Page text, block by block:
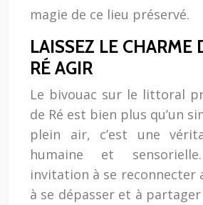
magie de ce lieu préservé.
LAISSEZ LE CHARME
RÉ AGIR
Le bivouac sur le littoral
de Ré est bien plus qu’un
plein air, c’est une
humaine et
invitation à se reconnecter
à se dépasser et à